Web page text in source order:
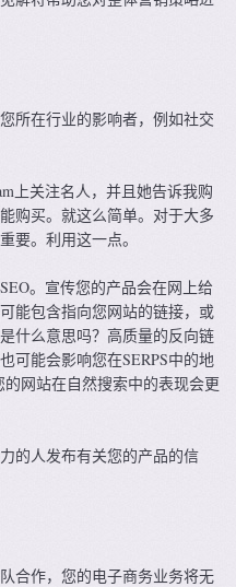
所在行业的影响者，例如社交
上关注名人，并且她告诉我购
购买。就这么简单。对于大多
要。利用这一点。
。宣传您的产品会在网上给
能包含指向您网站的链接，或
什么意思吗？高质量的反向链
可能会影响您在SERPS中的地
网站在自然搜索中的表现会更
的人发布有关您的产品的信
合作，您的电子商务业务将无